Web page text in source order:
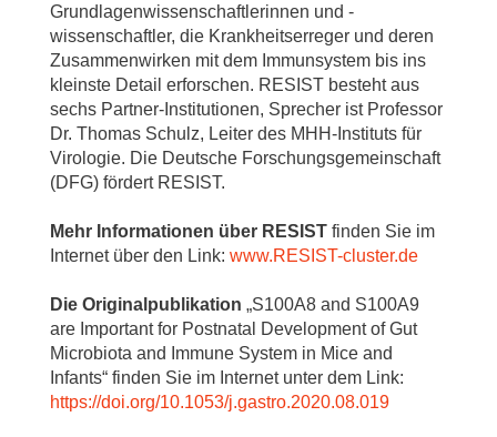
Grundlagenwissenschaftlerinnen und -
wissenschaftler, die Krankheitserreger und deren
Zusammenwirken mit dem Immunsystem bis ins
kleinste Detail erforschen. RESIST besteht aus
sechs Partner-Institutionen, Sprecher ist Professor
Dr. Thomas Schulz, Leiter des MHH-Instituts für
Virologie. Die Deutsche Forschungsgemeinschaft
(DFG) fördert RESIST.
Mehr Informationen über RESIST finden Sie im
Internet über den Link: www.RESIST-cluster.de
Die Originalpublikation „S100A8 and S100A9
are Important for Postnatal Development of Gut
Microbiota and Immune System in Mice and
Infants“ finden Sie im Internet unter dem Link:
https://doi.org/10.1053/j.gastro.2020.08.019